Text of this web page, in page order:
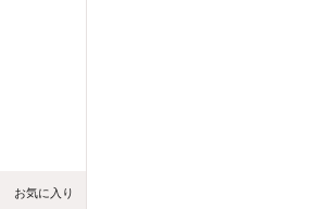
お気に入り